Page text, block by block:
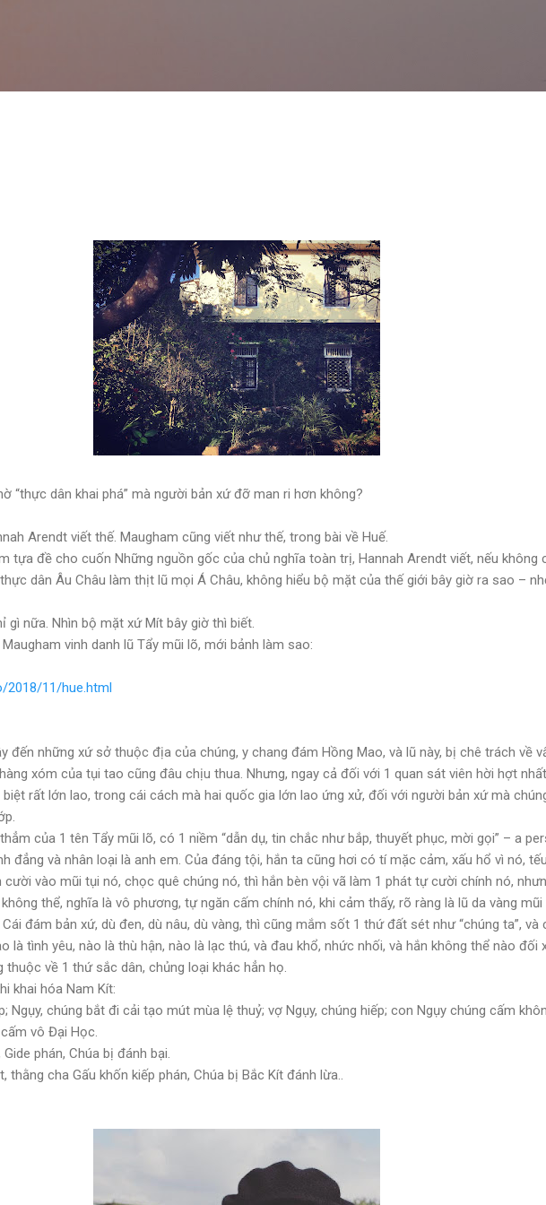
“thực dân khai phá” mà người bản xứ đỡ man ri hơn không?
Arendt viết thế. Maugham cũng viết như thế, trong bài về Huế.
tựa đề cho cuốn Những nguồn gốc của chủ nghĩa toàn trị, Hannah Arendt viết, nếu không
dân Âu Châu làm thịt lũ mọi Á Châu, không hiểu bộ mặt của thế giới bây giờ ra sao –
gì nữa. Nhìn bộ mặt xứ Mít bây giờ thì biết.
vinh danh lũ Tẩy mũi lõ, mới bảnh làm sao:
2018/11/hue.html
đến những xứ sở thuộc địa của chúng, y chang đám Hồng Mao, và lũ này, bị chê trách về
xóm của tụi tao cũng đâu chịu thua. Nhưng, ngay cả đối với 1 quan sát viên hời hợt
rất lớn lao, trong cái cách mà hai quốc gia lớn lao ứng xử, đối với người bản xứ mà
của 1 tên Tẩy mũi lõ, có 1 niềm “dẫn dụ, tin chắc như bắp, thuyết phục, mời gọi” – a
đẳng và nhân loại là anh em. Của đáng tội, hắn ta cũng hơi có tí mặc cảm, xấu hổ vì nó,
vào mũi tụi nó, chọc quê chúng nó, thì hắn bèn vội vã làm 1 phát tự cười chính nó,
thể, nghĩa là vô phương, tự ngăn cấm chính nó, khi cảm thấy, rõ ràng là lũ da vàng mũi
đám bản xứ, dù đen, dù nâu, dù vàng, thì cũng mắm sốt 1 thứ đất sét như “chúng ta”, và
là tình yêu, nào là thù hận, nào là lạc thú, và đau khổ, nhức nhối, và hắn không thể nào đối
thuộc về 1 thứ sắc dân, chủng loại khác hẳn họ.
khai hóa Nam Kít:
Ngụy, chúng bắt đi cải tạo mút mùa lệ thuỷ; vợ Ngụy, chúng hiếp; con Ngụy chúng cấm
vô Đại Học.
phán, Chúa bị đánh bại.
thằng cha Gấu khốn kiếp phán, Chúa bị Bắc Kít đánh lừa..